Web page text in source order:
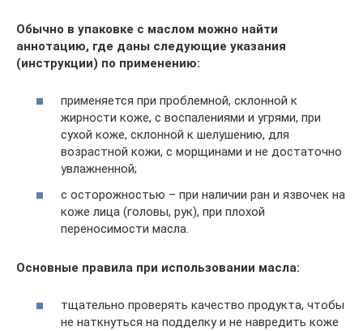
Обычно в упаковке с маслом можно найти
аннотацию, где даны следующие указания
(инструкции) по применению:
применяется при проблемной, склонной к
жирности коже, с воспалениями и угрями, при
сухой коже, склонной к шелушению, для
возрастной кожи, с морщинами и не достаточно
увлажненной;
с осторожностью – при наличии ран и язвочек на
коже лица (головы, рук), при плохой
переносимости масла.
Основные правила при использовании масла:
тщательно проверять качество продукта, чтобы
не наткнуться на подделку и не навредить коже